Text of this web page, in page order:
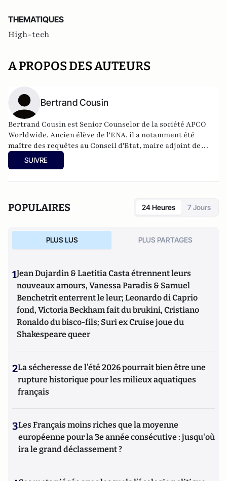
THEMATIQUES
High-tech
A PROPOS DES AUTEURS
Bertrand Cousin
Bertrand Cousin est Senior Counselor de la société APCO
Worldwide. Ancien élève de l'ENA, il a notamment été
maître des requêtes au Conseil d'Etat, maire adjoint de
Brest et député.
SUIVRE
POPULAIRES 24 Heures 7 Jours
PLUS LUS PLUS PARTAGES
1Jean Dujardin & Laetitia Casta étrennent leurs
nouveaux amours, Vanessa Paradis & Samuel
Benchetrit enterrent le leur; Leonardo di Caprio
fond, Victoria Beckham fait du brukini, Cristiano
Ronaldo du bisco-fils; Suri ex Cruise joue du
Shakespeare queer
2La sécheresse de l’été 2026 pourrait bien être une
rupture historique pour les milieux aquatiques
français
3Les Français moins riches que la moyenne
européenne pour la 3e année consécutive : jusqu'où
ira le grand déclassement ?